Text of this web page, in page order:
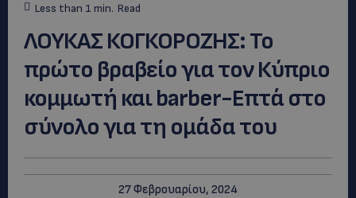
Less than 1 min. Read
ΛΟΥΚΑΣ ΚΟΓΚΟΡΟΖΗΣ: Το
πρώτο βραβείο για τον Κύπριο
κομμωτή και barber-Επτά στο
σύνολο για τη ομάδα του
27 Φεβρουαρίου, 2024